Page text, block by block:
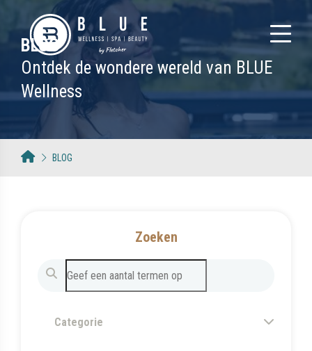
BLOG
Ontdek de wondere wereld van BLUE
Wellness
BLOG
Zoeken
Categorie